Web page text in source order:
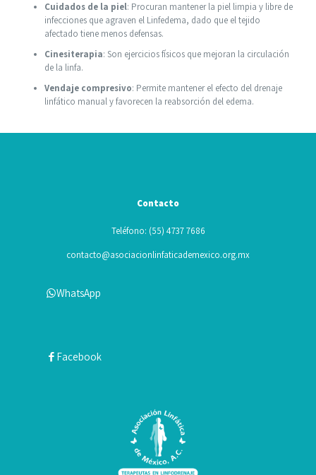
Cuidados de la piel: Procuran mantener la piel limpia y libre de
infecciones que agraven el Linfedema, dado que el tejido
afectado tiene menos defensas.
Cinesiterapia: Son ejercicios físicos que mejoran la circulación
de la linfa.
Vendaje compresivo: Permite mantener el efecto del drenaje
linfático manual y favorecen la reabsorción del edema.
Contacto
Teléfono: (55) 4737 7686
contacto@asociacionlinfaticademexico.org.mx
WhatsApp
Facebook